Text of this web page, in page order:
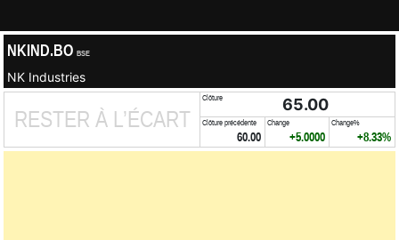
NKIND.BO BSE
NK Industries
RESTER À L’ÉCART
Clôture 65.00
Clôture précédente
60.00
Change
+5.0000
Change%
+8.33%